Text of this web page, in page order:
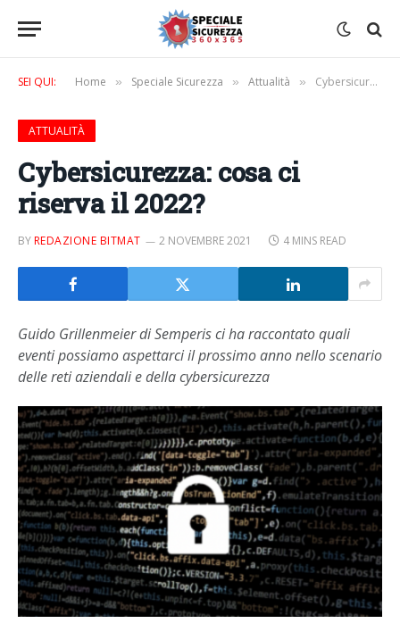
SEI QUI: Home » Speciale Sicurezza » Attualità » Cybersicurezza: cosa ci riserva il 2022?
ATTUALITÀ
Cybersicurezza: cosa ci
riserva il 2022?
BYREDAZIONE BITMAT 2 NOVEMBRE 2021 4 MINS READ
Guido Grillenmeier di Semperis ci ha raccontato quali
eventi possiamo aspettarci il prossimo anno nello scenario
delle reti aziendali e della cybersicurezza